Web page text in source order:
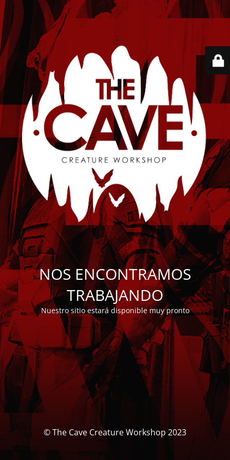
NOS ENCONTRAMOS
TRABAJANDO
Nuestro sitio estará disponible muy pronto
© The Cave Creature Workshop 2023